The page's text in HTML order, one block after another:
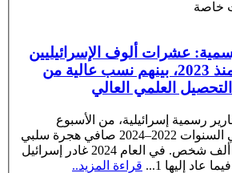
خاصة
عشرات ألوف الإسرائيليين
هاجروا وخصوصًا منذ 2023، بينهم نسب عالية من
العلمي العالي
رسمية إسرائيلية، من الأسبوع
الماضي، أنه سُجِّل في السنوات 2022–2024 صافي هجرة سلبي
لإسرائيل بلغ نحو 140 ألف شخص. في العام 2024 غادر إسرائيل
... قراءة المزيد..